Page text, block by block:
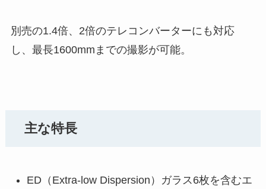
別売の1.4倍、2倍のテレコンバーターにも対応
し、最長1600mmまでの撮影が可能。
主な特長
ED（Extra-low Dispersion）ガラス6枚を含むエ